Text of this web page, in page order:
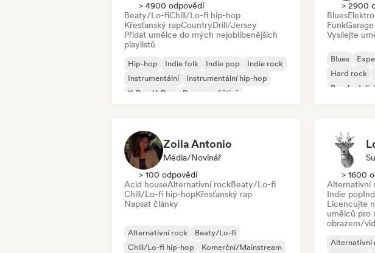
> 4900 odpovědí
Beaty/Lo-fiChill/Lo-fi hip-hop
Křesťanský rapCountryDrill/Jersey
Přidat umělce do mých nejoblíbenějších
playlistů
Hip-hop Indie folk Indie pop
Indie rock
Instrumentální
Instrumentální hip-hop
K-Pop/J-Pop
Rap v angličtině
> 2900
Blues
Funk
Vysílejte
Blues
Hard rock
Zoila Antonio
Média/novinář
> 100 odpovědí
Acid houseAlternativní rockBeaty/Lo-fi
Chill/Lo-fi hip-hopKřesťanský rap
Napsat články
Alternativní rock
Beaty/Lo-fi
Chill/Lo-fi hip-hop
Komerční/Mainstream
> 1600
Alternativní
Indie pop
Licencujte
umělců pro
obrazem/
Alternativní